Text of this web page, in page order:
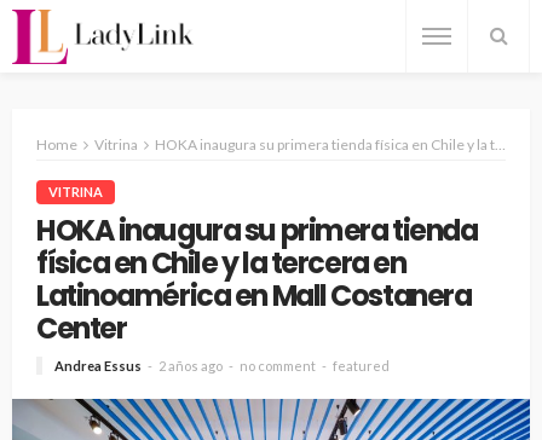
Home Vitrina HOKA inaugura su primera tienda física en Chile y la tercera en Latinoamérica en Mall Costanera Center
VITRINA
HOKA inaugura su primera tienda
física en Chile y la tercera en
Latinoamérica en Mall Costanera
Center
Andrea Essus 2 años ago no comment featured